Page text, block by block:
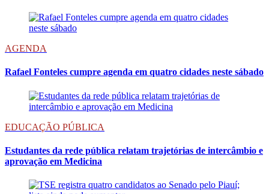
AGENDA
Rafael Fonteles cumpre agenda em quatro cidades neste sábado
EDUCAÇÃO PÚBLICA
Estudantes da rede pública relatam trajetórias de intercâmbio e
aprovação em Medicina